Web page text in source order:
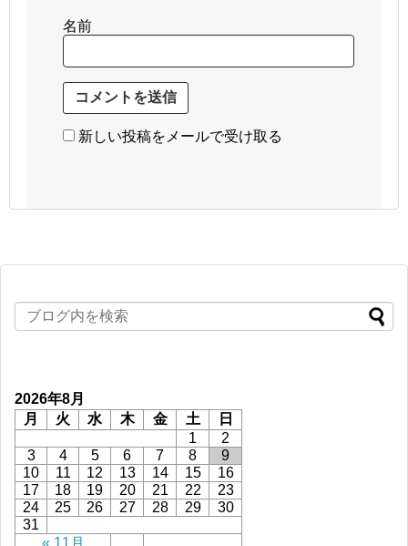
名前
新しい投稿をメールで受け取る
2026年8月
月
火 水 木 金 土 日
1
2
3
4 5 6 7 8
9
10
11 12 13 14 15
16
17
18 19 20 21 22
23
24
25 26 27 28 29
30
31